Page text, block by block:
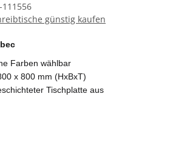
111556
günstig kaufen
Farben wählbar
x 800 mm (HxBxT)
Tischplatte aus
mit umlaufendem Stahlrahmen und